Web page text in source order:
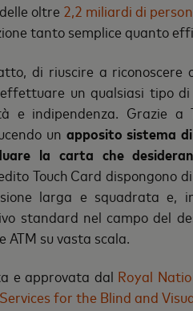
oltre 2,2 miliardi di
tanto semplice quanto
di riuscire a riconoscere
un qualsiasi tipo
e indipendenza. Grazie a
un apposito sistema
la carta che
Touch Card dispongono
larga e squadrata e,
standard nel campo del
su vasta scala.
e approvata dal Royal
for the Blind and